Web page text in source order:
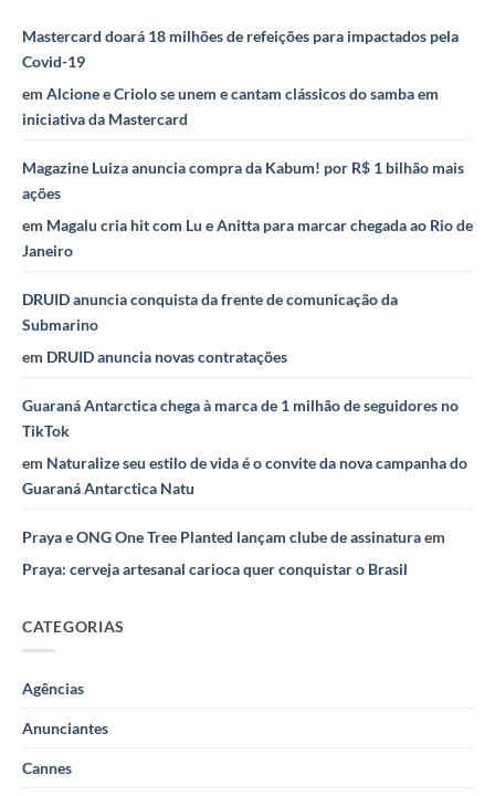
Mastercard doará 18 milhões de refeições para impactados pela
Covid-19
em Alcione e Criolo se unem e cantam clássicos do samba em
iniciativa da Mastercard
Magazine Luiza anuncia compra da Kabum! por R$ 1 bilhão mais
ações
em Magalu cria hit com Lu e Anitta para marcar chegada ao Rio de
Janeiro
DRUID anuncia conquista da frente de comunicação da
Submarino
em DRUID anuncia novas contratações
Guaraná Antarctica chega à marca de 1 milhão de seguidores no
TikTok
em Naturalize seu estilo de vida é o convite da nova campanha do
Guaraná Antarctica Natu
Praya e ONG One Tree Planted lançam clube de assinaturaem
Praya: cerveja artesanal carioca quer conquistar o Brasil
CATEGORIAS
Agências
Anunciantes
Cannes